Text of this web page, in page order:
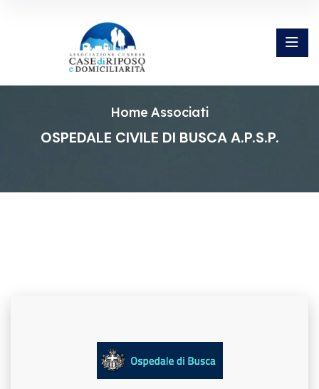
Home Associati
OSPEDALE CIVILE DI BUSCA A.P.S.P.